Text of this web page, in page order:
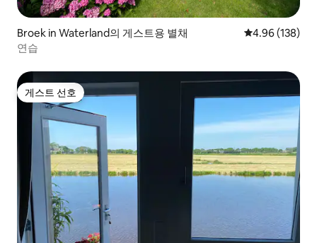
Broek in Waterland의 게스트용 별채 평점 4.96점(5
4.96 (138)
연습
게스트 선호
게스트 선호